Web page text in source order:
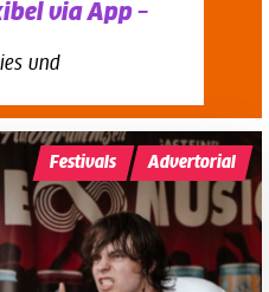
via App –
und
Festivals Advertorial